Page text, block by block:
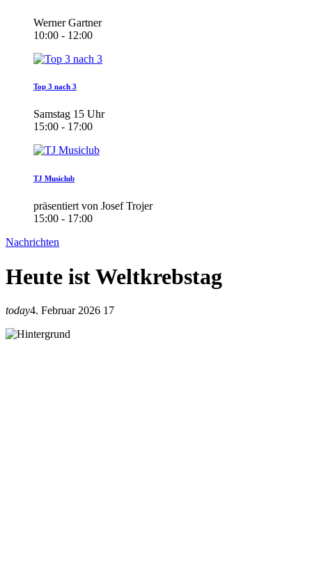
Werner Gartner
10:00 - 12:00
Top 3 nach 3
Samstag 15 Uhr
15:00 - 17:00
TJ Musiclub
präsentiert von Josef Trojer
15:00 - 17:00
Nachrichten
Heute ist Weltkrebstag
today4. Februar 2026 17